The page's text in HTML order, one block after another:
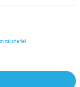
taksitlerle!